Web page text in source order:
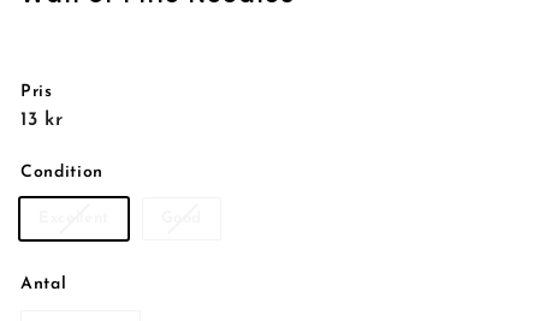
Pris
Reguljärt
13 kr13
Condition
Antal